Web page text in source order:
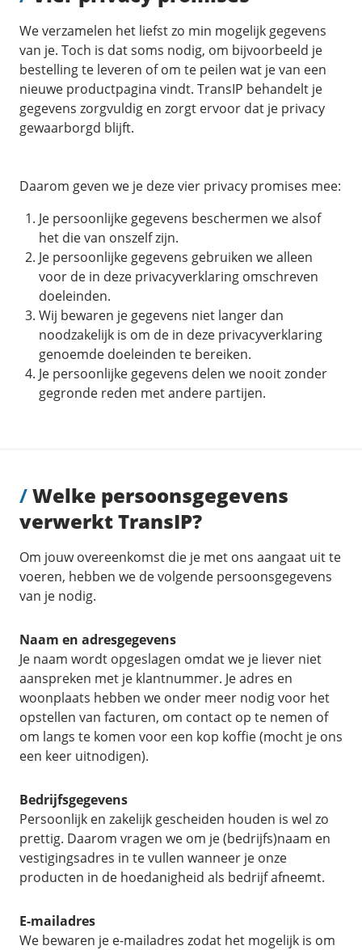
Pooled Traffic
Zorgeloos mailen
Tutorials
Private networks
HA-IP
HA-IP Pro load balancer
/Storage
VPS Snapshots
/Techniek
VPS-Infrastructuur
TransIP-netwerk
/Up to date
Blog
We verzamelen het liefst zo min mogelijk gegevens
van je. Toch is dat soms nodig, om bijvoorbeeld je
bestelling te leveren of om te peilen wat je van een
nieuwe productpagina vindt. TransIP behandelt je
gegevens zorgvuldig en zorgt ervoor dat je privacy
gewaarborgd blijft.
Daarom geven we je deze vier privacy promises mee:
Je persoonlijke gegevens beschermen we alsof
het die van onszelf zijn.
Je persoonlijke gegevens gebruiken we alleen
voor de in deze privacyverklaring omschreven
doeleinden.
Wij bewaren je gegevens niet langer dan
noodzakelijk is om de in deze privacyverklaring
genoemde doeleinden te bereiken.
Je persoonlijke gegevens delen we nooit zonder
gegronde reden met andere partijen.
/Welke persoonsgegevens
verwerkt TransIP?
Om jouw overeenkomst die je met ons aangaat uit te
voeren, hebben we de volgende persoonsgegevens
van je nodig.
Naam en adresgegevens
Je naam wordt opgeslagen omdat we je liever niet
aanspreken met je klantnummer. Je adres en
woonplaats hebben we onder meer nodig voor het
opstellen van facturen, om contact op te nemen of
om langs te komen voor een kop koffie (mocht je ons
een keer uitnodigen).
Bedrijfsgegevens
Persoonlijk en zakelijk gescheiden houden is wel zo
prettig. Daarom vragen we om je (bedrijfs)naam en
vestigingsadres in te vullen wanneer je onze
producten in de hoedanigheid als bedrijf afneemt.
E-mailadres
We bewaren je e-mailadres zodat het mogelijk is om